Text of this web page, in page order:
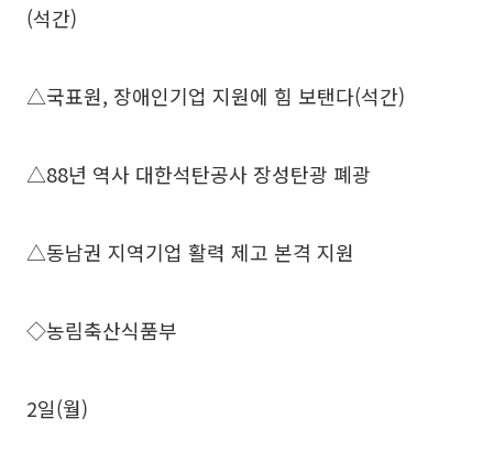
(석간)
△국표원, 장애인기업 지원에 힘 보탠다(석간)
△88년 역사 대한석탄공사 장성탄광 폐광
△동남권 지역기업 활력 제고 본격 지원
◇농림축산식품부
2일(월)